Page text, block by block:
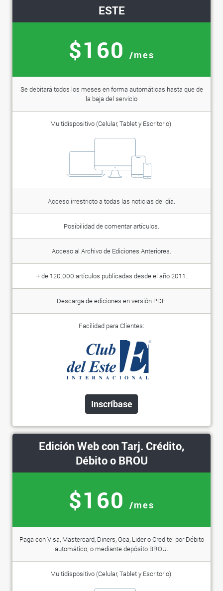
ESTE
$160 /mes
Se debitará todos los meses en forma automáticas hasta que de
la baja del servicio
Multidispositivo (Celular, Tablet y Escritorio).
Acceso irrestricto a todas las noticias del día.
Posibilidad de comentar artículos.
Acceso al Archivo de Ediciones Anteriores.
+ de 120.000 artículos publicadas desde el año 2011.
Descarga de ediciones en versión PDF.
Facilidad para Clientes:
Inscríbase
Edición Web con Tarj. Crédito,
Débito o BROU
$160 /mes
Paga con Visa, Mastercard, Diners, Oca, Lider o Creditel por Débito
automático; o mediante depósito BROU.
Multidispositivo (Celular, Tablet y Escritorio).